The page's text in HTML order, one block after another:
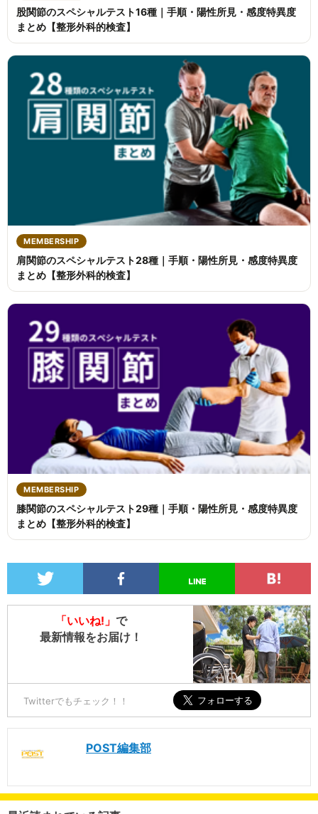
股関節のスペシャルテスト16種｜手順・陽性所見・感度特異度
まとめ【整形外科的検査】
MEMBERSHIP
肩関節のスペシャルテスト28種｜手順・陽性所見・感度特異度
まとめ【整形外科的検査】
MEMBERSHIP
膝関節のスペシャルテスト29種｜手順・陽性所見・感度特異度
まとめ【整形外科的検査】
「いいね!」 で
最新情報をお届け！
Twitterでもチェック！！
POST編集部